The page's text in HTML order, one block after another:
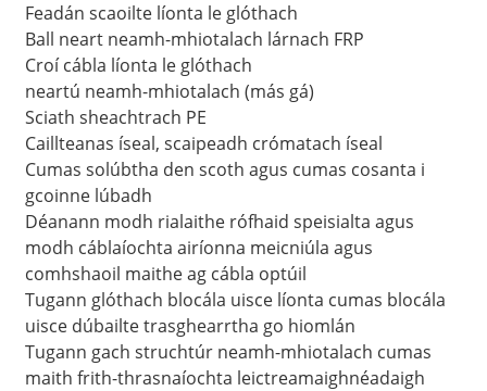
Feadán scaoilte líonta le glóthach
Ball neart neamh-mhiotalach lárnach FRP
Croí cábla líonta le glóthach
neartú neamh-mhiotalach (más gá)
Sciath sheachtrach PE
Caillteanas íseal, scaipeadh crómatach íseal
Cumas solúbtha den scoth agus cumas cosanta i
gcoinne lúbadh
Déanann modh rialaithe rófhaid speisialta agus
modh cáblaíochta airíonna meicniúla agus
comhshaoil ​​maithe ag cábla optúil
Tugann glóthach blocála uisce líonta cumas blocála
uisce dúbailte trasghearrtha go hiomlán
Tugann gach struchtúr neamh-mhiotalach cumas
maith frith-thrasnaíochta leictreamaighnéadaigh